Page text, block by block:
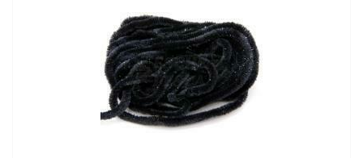
VEDI IL PRODOTTO